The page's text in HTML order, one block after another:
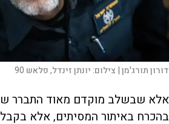
דורון תורג'מן | צילום:יונתן זינדל, פלאש 90
אלא שבשלב מוקדם מאוד התברר
בהכרח באיתור המסיתים, אלא